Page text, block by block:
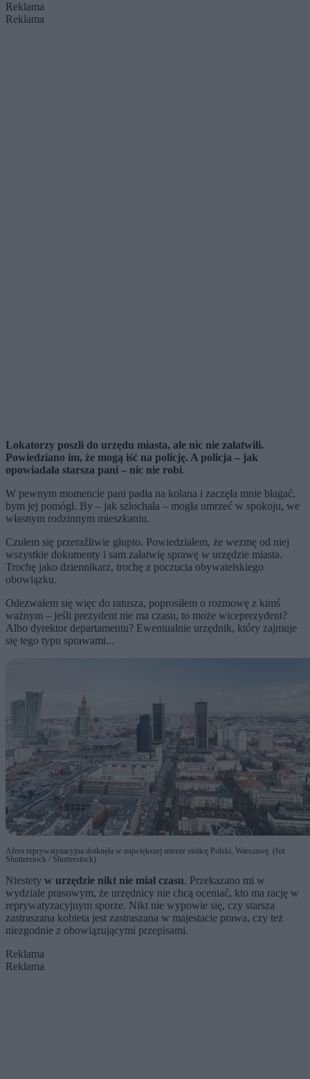
Reklama
Reklama
Lokatorzy poszli do urzędu miasta, ale nic nie załatwili.
Powiedziano im, że mogą iść na policję. A policja – jak
opowiadała starsza pani – nic nie robi.
W pewnym momencie pani padła na kolana i zaczęła mnie błagać,
bym jej pomógł. By – jak szlochała – mogła umrzeć w spokoju, we
własnym rodzinnym mieszkaniu.
Czułem się przeraźliwie głupio. Powiedziałem, że wezmę od niej
wszystkie dokumenty i sam załatwię sprawę w urzędzie miasta.
Trochę jako dziennikarz, trochę z poczucia obywatelskiego
obowiązku.
Odezwałem się więc do ratusza, poprosiłem o rozmowę z kimś
ważnym – jeśli prezydent nie ma czasu, to może wiceprezydent?
Albo dyrektor departamentu? Ewentualnie urzędnik, który zajmuje
się tego typu sprawami...
Afera reprywatyzacyjna dotknęła w największej mierze stolicę Polski, Warszawę. (fot.
Shutterstock / Shutterstock)
Niestety w urzędzie nikt nie miał czasu. Przekazano mi w
wydziale prasowym, że urzędnicy nie chcą oceniać, kto ma rację w
reprywatyzacyjnym sporze. Nikt nie wypowie się, czy starsza
zastraszana kobieta jest zastraszana w majestacie prawa, czy też
niezgodnie z obowiązującymi przepisami.
Reklama
Reklama